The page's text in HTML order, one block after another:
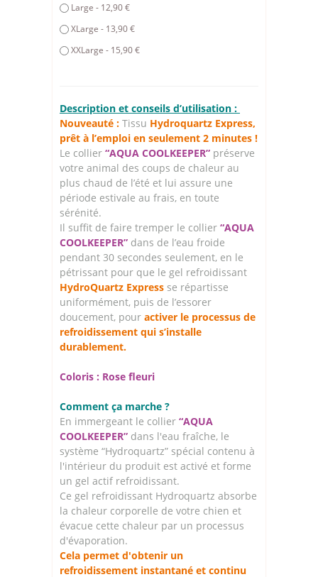
Large - 12,90 €
XLarge - 13,90 €
XXLarge - 15,90 €
Description et conseils d’utilisation :
Nouveauté : Tissu Hydroquartz Express,
prêt à l’emploi en seulement 2 minutes !
Le collier “AQUA COOLKEEPER” préserve
votre animal des coups de chaleur au
plus chaud de l’été et lui assure une
période estivale au frais, en toute
sérénité.
Il suffit de faire tremper le collier “AQUA
COOLKEEPER” dans de l’eau froide
pendant 30 secondes seulement, en le
pétrissant pour que le gel refroidissant
HydroQuartz Express se répartisse
uniformément, puis de l’essorer
doucement, pour activer le processus de
refroidissement qui s’installe
durablement.
Coloris : Rose fleuri
Comment ça marche ?
En immergeant le collier “AQUA
COOLKEEPER” dans l'eau fraîche, le
système “Hydroquartz” spécial contenu à
l'intérieur du produit est activé et forme
un gel actif refroidissant.
Ce gel refroidissant Hydroquartz absorbe
la chaleur corporelle de votre chien et
évacue cette chaleur par un processus
d'évaporation.
Cela permet d'obtenir un
refroidissement instantané et continu